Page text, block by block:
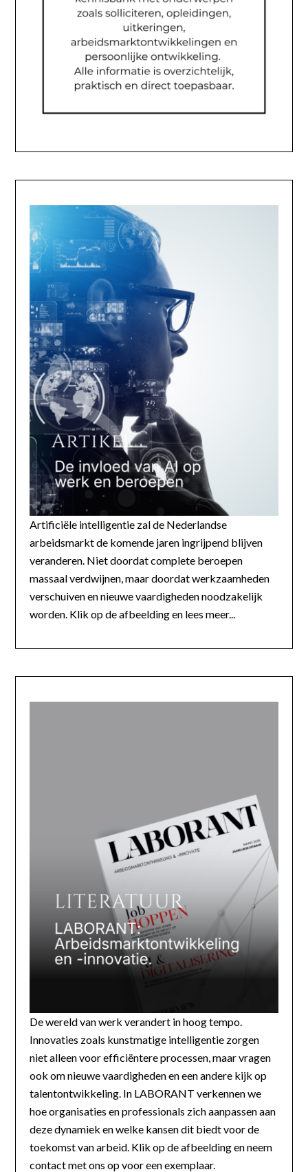
Artificiële intelligentie zal de Nederlandse
arbeidsmarkt de komende jaren ingrijpend blijven
veranderen. Niet doordat complete beroepen
massaal verdwijnen, maar doordat werkzaamheden
verschuiven en nieuwe vaardigheden noodzakelijk
worden. Klik op de afbeelding en lees meer...
De wereld van werk verandert in hoog tempo.
Innovaties zoals kunstmatige intelligentie zorgen
niet alleen voor efficiëntere processen, maar vragen
ook om nieuwe vaardigheden en een andere kijk op
talentontwikkeling. In LABORANT verkennen we
hoe organisaties en professionals zich aanpassen aan
deze dynamiek en welke kansen dit biedt voor de
toekomst van arbeid. Klik op de afbeelding en neem
contact met ons op voor een exemplaar.